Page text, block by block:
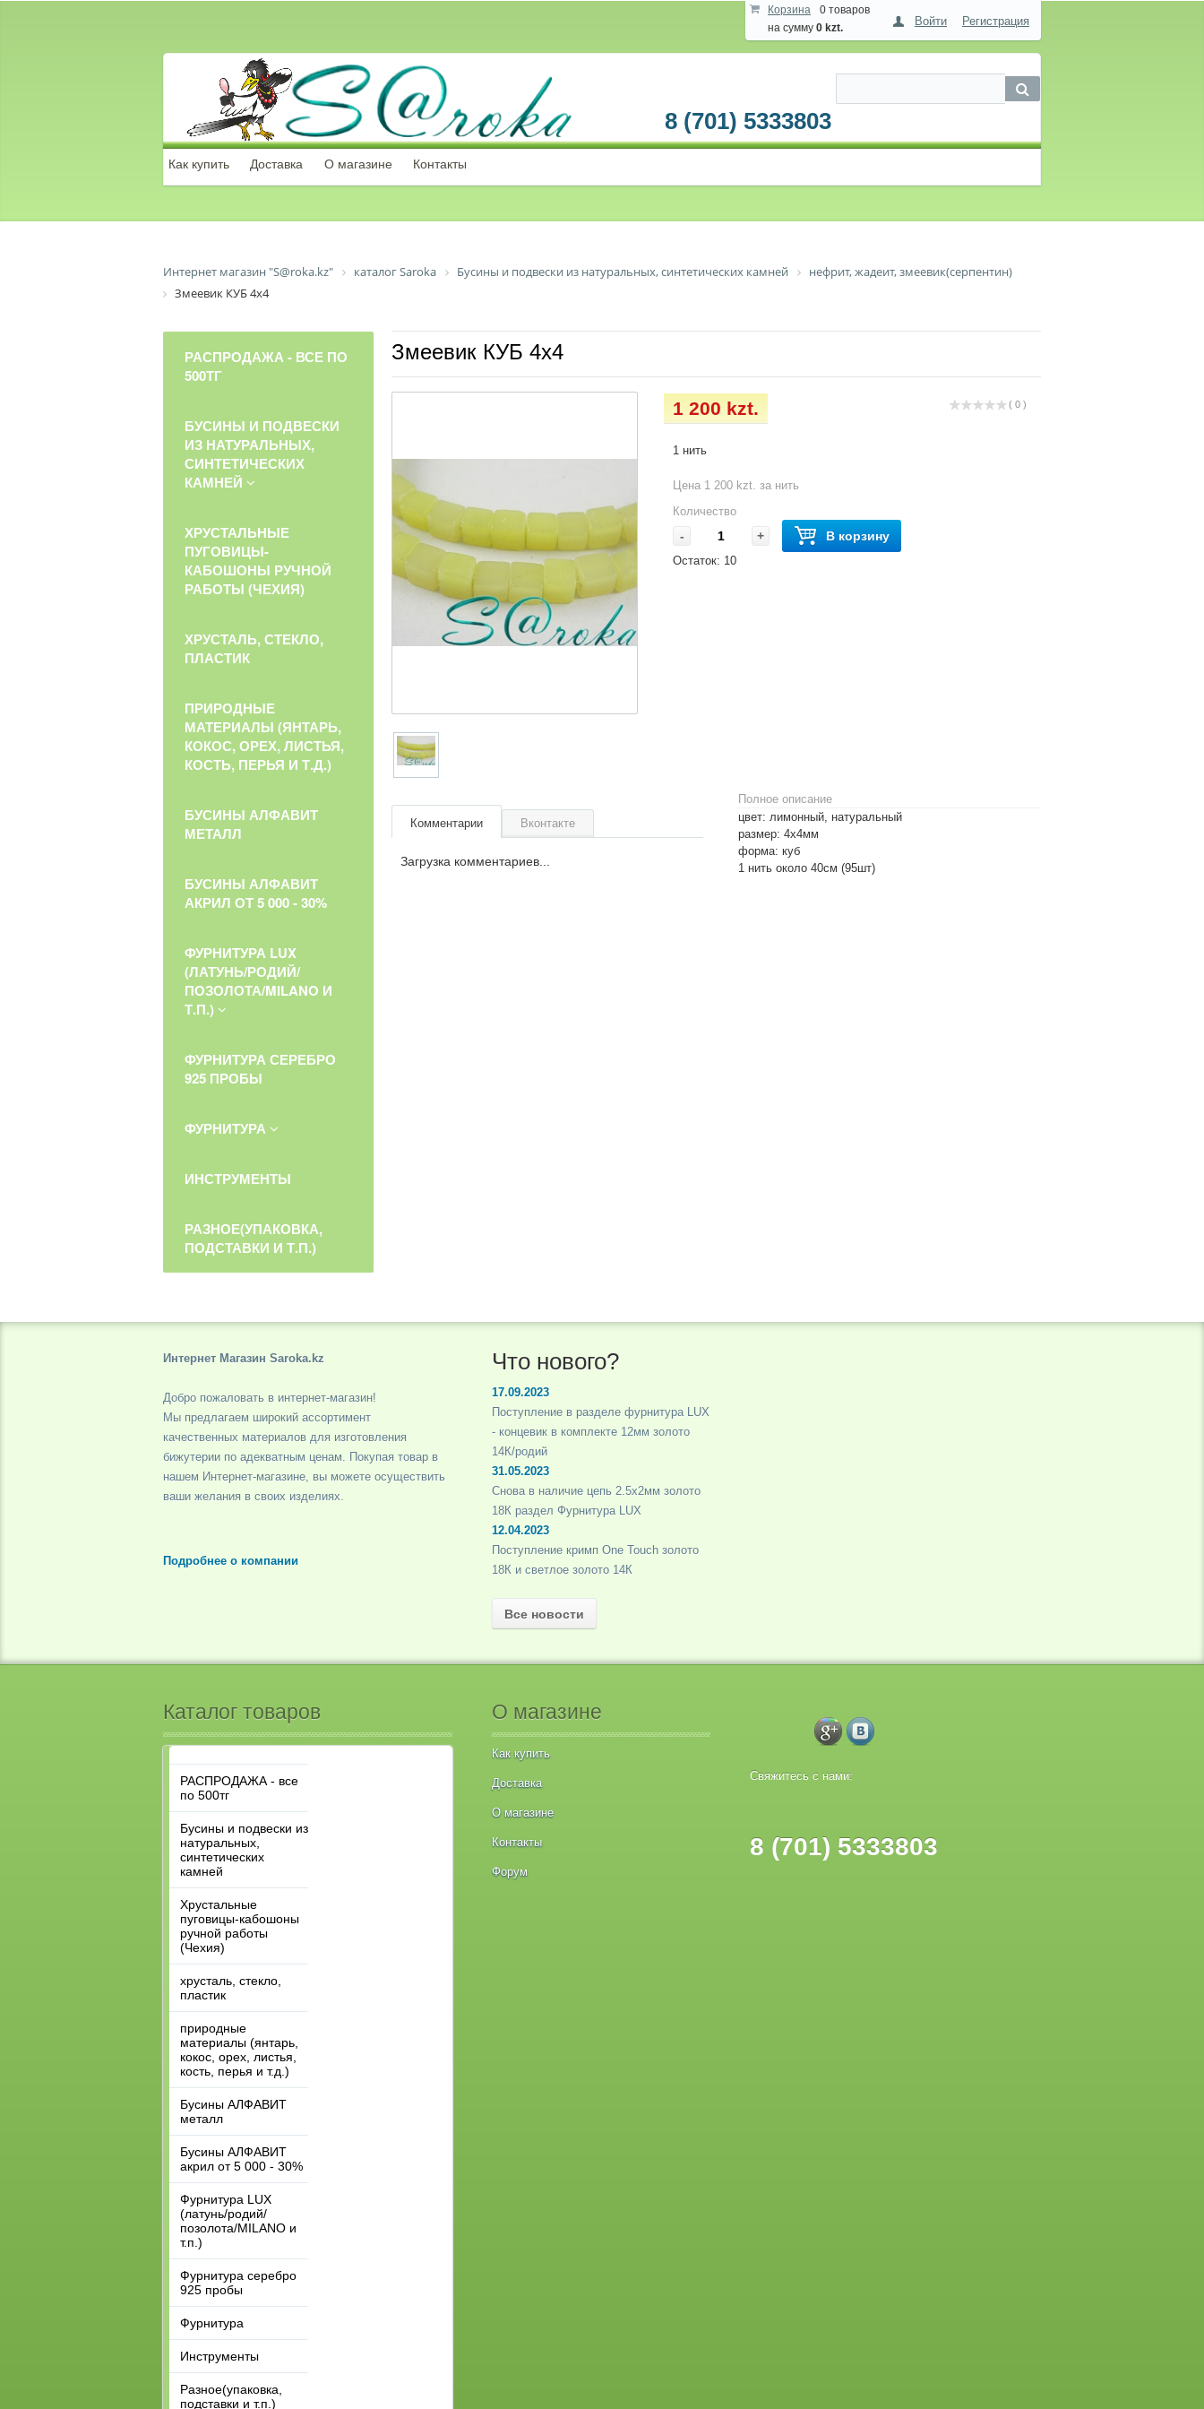
Корзина
0 товаров
на сумму 0 kzt. Войти Регистрация
8 (701) 5333803
Как купить Доставка О магазине Контакты
Интернет магазин "S@roka.kz" каталог Saroka Бусины и подвески из натуральных, синтетических камней
нефрит, жадеит, змеевик(серпентин)
Змеевик КУБ 4х4
Змеевик КУБ 4х4
( 0 )
1 200 kzt.
1 нить
Цена 1 200 kzt. за нить
Количество
- + В корзину
Остаток: 10
Полное описание
цвет: лимонный, натуральный
размер: 4х4мм
форма: куб
1 нить около 40см (95шт)
Комментарии Вконтакте
Загрузка комментариев...
РАСПРОДАЖА - ВСЕ ПО
500ТГ
БУСИНЫ И ПОДВЕСКИ
ИЗ НАТУРАЛЬНЫХ,
СИНТЕТИЧЕСКИХ
КАМНЕЙ
ХРУСТАЛЬНЫЕ
ПУГОВИЦЫ-
КАБОШОНЫ РУЧНОЙ
РАБОТЫ (ЧЕХИЯ)
ХРУСТАЛЬ, СТЕКЛО,
ПЛАСТИК
ПРИРОДНЫЕ
МАТЕРИАЛЫ (ЯНТАРЬ,
КОКОС, ОРЕХ, ЛИСТЬЯ,
КОСТЬ, ПЕРЬЯ И Т.Д.)
БУСИНЫ АЛФАВИТ
МЕТАЛЛ
БУСИНЫ АЛФАВИТ
АКРИЛ ОТ 5 000 - 30%
ФУРНИТУРА LUX
(ЛАТУНЬ/РОДИЙ/
ПОЗОЛОТА/MILANO И
Т.П.)
ФУРНИТУРА СЕРЕБРО
925 ПРОБЫ
ФУРНИТУРА
ИНСТРУМЕНТЫ
РАЗНОЕ(УПАКОВКА,
ПОДСТАВКИ И Т.П.)
Интернет Магазин Saroka.kz
Добро пожаловать в интернет-магазин!
Мы предлагаем широкий ассортимент
качественных материалов для изготовления
бижутерии по адекватным ценам. Покупая товар в
нашем Интернет-магазине, вы можете осуществить
ваши желания в своих изделиях.
Подробнее о компании
Что нового?
17.09.2023
Поступление в разделе фурнитура LUX
- концевик в комплекте 12мм золото
14К/родий
31.05.2023
Снова в наличие цепь 2.5х2мм золото
18К раздел Фурнитура LUX
12.04.2023
Поступление кримп One Touch золото
18К и светлое золото 14К
Все новости
Каталог товаров
РАСПРОДАЖА - все
по 500тг
Бусины и подвески из
натуральных,
синтетических
камней
Хрустальные
пуговицы-кабошоны
ручной работы
(Чехия)
хрусталь, стекло,
пластик
природные
материалы (янтарь,
кокос, орех, листья,
кость, перья и т.д.)
Бусины АЛФАВИТ
металл
Бусины АЛФАВИТ
акрил от 5 000 - 30%
Фурнитура LUX
(латунь/родий/
позолота/MILANO и
т.п.)
Фурнитура серебро
925 пробы
Фурнитура
Инструменты
Разное(упаковка,
подставки и т.п.)
О магазине
Как купить
Доставка
О магазине
Контакты
Форум
Свяжитесь с нами:
8 (701) 5333803